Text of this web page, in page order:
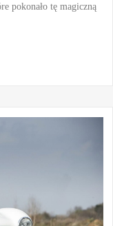
pokonało tę magiczną